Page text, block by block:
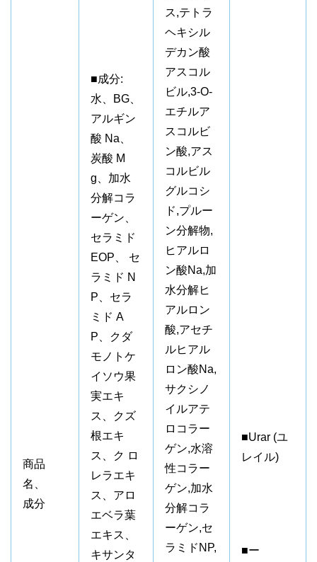
商品
名、
成分
■成分:
水、BG、
アルギン
酸 Na、
炭酸 M
g、加水
分解コラ
ーゲン、
セラミド
EOP、 セ
ラミド N
P、セラ
ミド A
P、クダ
モノトケ
イソウ果
実エキ
ス、クズ
根エキ
ス、ク ロ
レラエキ
ス、アロ
エベラ葉
エキス、
キサンタ
ス,テトラ
ヘキシル
デカン酸
アスコル
ビル,3-O-
エチルア
スコルビ
ン酸,アス
コルビル
グルコシ
ド,プルー
ン分解物,
ヒアルロ
ン酸Na,加
水分解ヒ
アルロン
酸,アセチ
ルヒアル
ロン酸Na,
サクシノ
イルアテ
ロコラー
ゲン,水溶
性コラー
ゲン,加水
分解コラ
ーゲン,セ
ラミドNP,
■Urar (ユ
レイル)
■ー